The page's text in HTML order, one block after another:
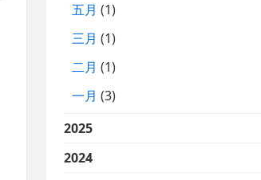
五月 (1)
三月 (1)
二月 (1)
一月 (3)
2025
2024